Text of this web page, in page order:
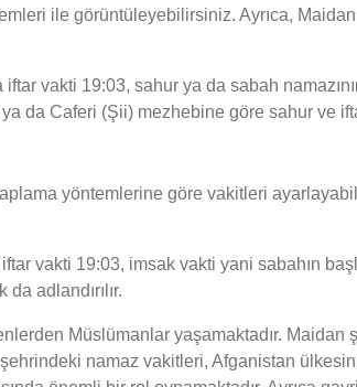
ile görüntüleyebilirsiniz. Ayrıca,
vakti 19:03, sahur ya da sabah
da Caferi (Şii) mezhebine göre sahur ve
yöntemlerine göre vakitleri
vakti 19:03, imsak vakti yani sabahın
adlandırılır.
Müslümanlar yaşamaktadır.
namaz vakitleri, Afganistan